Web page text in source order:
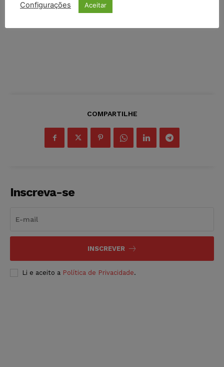
COMPARTILHE
Inscreva-se
INSCREVER
Li e aceito a Política de Privacidade.
Configurações Aceitar